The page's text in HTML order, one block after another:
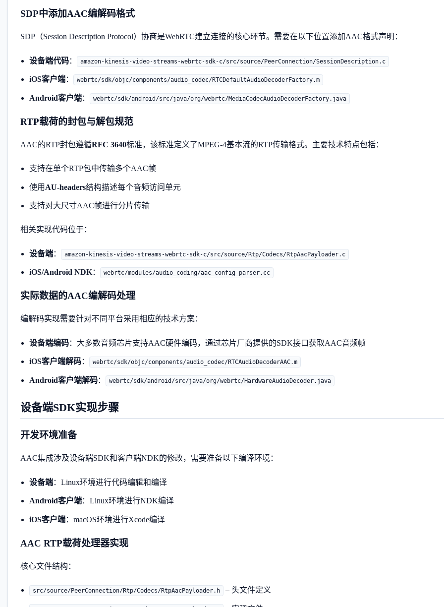
SDP中添加AAC编解码格式
SDP（Session Description Protocol）协商是WebRTC建立连接的核心环节。需要在以下位置添加AAC格式声明：
设备端代码： amazon-kinesis-video-streams-webrtc-sdk-c/src/source/PeerConnection/SessionDescription.c
iOS客户端： webrtc/sdk/objc/components/audio_codec/RTCDefaultAudioDecoderFactory.m
Android客户端： webrtc/sdk/android/src/java/org/webrtc/MediaCodecAudioDecoderFactory.java
RTP载荷的封包与解包规范
AAC的RTP封包遵循RFC 3640标准，该标准定义了MPEG-4基本流的RTP传输格式。主要技术特点包括：
支持在单个RTP包中传输多个AAC帧
使用 AU-headers结构描述每个音频访问单元
支持对大尺寸AAC帧进行分片传输
相关实现代码位于：
设备端： amazon-kinesis-video-streams-webrtc-sdk-c/src/source/Rtp/Codecs/RtpAacPayloader.c
iOS/Android NDK： webrtc/modules/audio_coding/aac_config_parser.cc
实际数据的AAC编解码处理
编解码实现需要针对不同平台采用相应的技术方案：
设备端编码：大多数音频芯片支持AAC硬件编码，通过芯片厂商提供的SDK接口获取AAC音频帧
iOS客户端解码： webrtc/sdk/objc/components/audio_codec/RTCAudioDecoderAAC.m
Android客户端解码： webrtc/sdk/android/src/java/org/webrtc/HardwareAudioDecoder.java
设备端SDK实现步骤
开发环境准备
AAC集成涉及设备端SDK和客户端NDK的修改，需要准备以下编译环境：
设备端：Linux环境进行代码编辑和编译
Android客户端：Linux环境进行NDK编译
iOS客户端：macOS环境进行Xcode编译
AAC RTP载荷处理器实现
核心文件结构：
src/source/PeerConnection/Rtp/Codecs/RtpAacPayloader.h – 头文件定义